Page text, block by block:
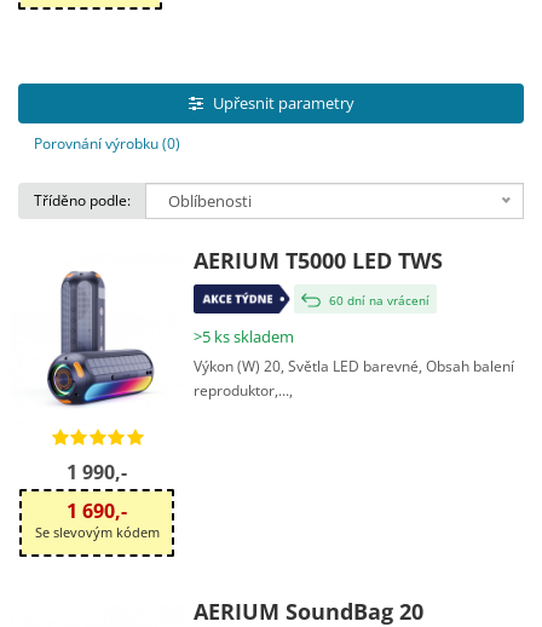
Upřesnit parametry
Porovnání výrobku (0)
Tříděno podle: Oblíbenosti
1 990,-
1 690,-
Se slevovým kódem
AERIUM T5000 LED TWS
60 dní na vrácení
>5 ks skladem
Výkon (W) 20, Světla LED barevné, Obsah balení
reproduktor,...,
AERIUM SoundBag 20